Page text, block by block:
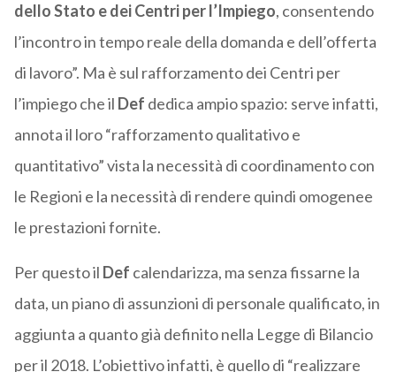
dello Stato e dei Centri per l’Impiego, consentendo
l’incontro in tempo reale della domanda e dell’offerta
di lavoro”. Ma è sul rafforzamento dei Centri per
l’impiego che il Def dedica ampio spazio: serve infatti,
annota il loro “rafforzamento qualitativo e
quantitativo” vista la necessità di coordinamento con
le Regioni e la necessità di rendere quindi omogenee
le prestazioni fornite.
Per questo il Def calendarizza, ma senza fissarne la
data, un piano di assunzioni di personale qualificato, in
aggiunta a quanto già definito nella Legge di Bilancio
per il 2018. L’obiettivo infatti, è quello di “realizzare